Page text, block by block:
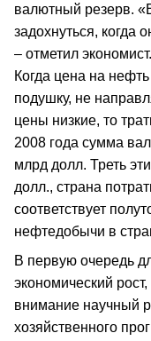
валютный резерв.
задохнуться,
– отметил
Когда цена на
подушку, не
цены низкие, то
2008 года сумма
млрд долл. Треть
долл., страна
соответствует
нефтедобычи в
В первую очередь
экономический
внимание научный
хозяйственного